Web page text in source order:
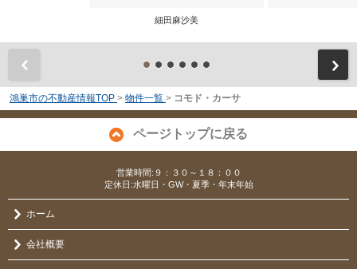
細田麻沙美
鴻巣市の不動産情報TOP > 物件一覧 > コモド・カーサ
ページトップに戻る
営業時間:９：３０～１８：００
定休日:水曜日・GW・夏季・年末年始
ホーム
会社概要